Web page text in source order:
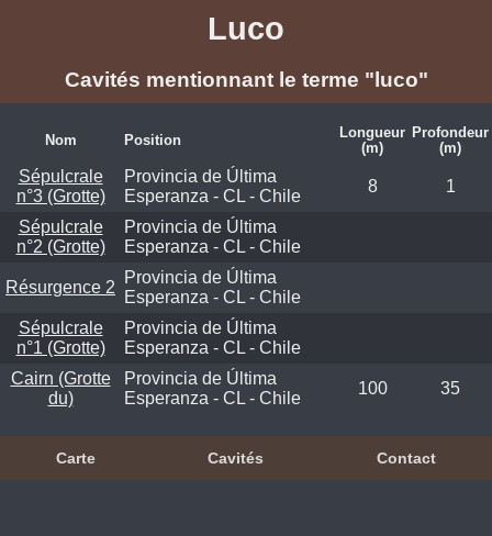
Luco
Cavités mentionnant le terme "luco"
Nom Position
Longueur
(m)
Profondeur
(m)
Sépulcrale
n°3 (Grotte)
Provincia de Última
Esperanza - CL - Chile
8 1
Sépulcrale
n°2 (Grotte)
Provincia de Última
Esperanza - CL - Chile
Résurgence 2
Provincia de Última
Esperanza - CL - Chile
Sépulcrale
n°1 (Grotte)
Provincia de Última
Esperanza - CL - Chile
Cairn (Grotte
du)
Provincia de Última
Esperanza - CL - Chile
100 35
Carte Cavités Contact